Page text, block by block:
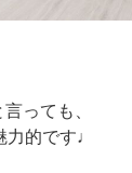
っても、
力的です♩